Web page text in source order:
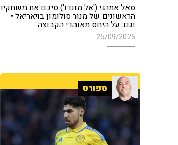
סאל אמרגי ('אל מונדו') סיכם את משחקיו
הראשונים של מנור סולומון בויאריאל •
וגם: על היחס מאוהדי הקבוצה
25/09/2025
ספורט